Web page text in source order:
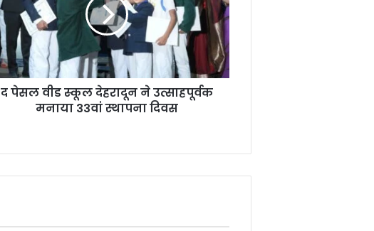
द पेसल वीड स्कूल देहरादून ने उत्साहपूर्वक
मनाया 33वां स्थापना दिवस